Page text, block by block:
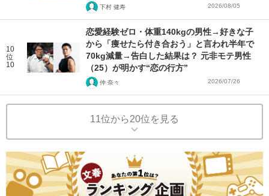
下村 健寿 2026/08/05
10
位
10
恋愛経験ゼロ・体重140kgの男性→好きな子
から「痩せたら付き合おう」と言われ半年で
70kg減量→告白した結果は？ 元非モテ男性
（25）が明かす“恋の行方”
仲 奈々 2026/07/26
11位から20位を見る